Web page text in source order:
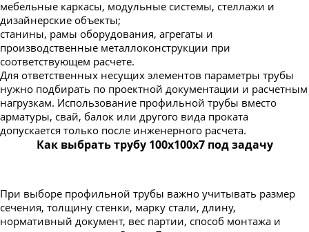
мебельные каркасы, модульные системы, стеллажи и
дизайнерские объекты;
станины, рамы оборудования, агрегаты и
производственные металлоконструкции при
соответствующем расчете.
Для ответственных несущих элементов параметры трубы
нужно подбирать по проектной документации и расчетным
нагрузкам. Использование профильной трубы вместо
арматуры, свай, балок или другого вида проката
допускается только после инженерного расчета.
Как выбрать трубу 100х100х7 под задачу
При выборе профильной трубы важно учитывать размер
сечения, толщину стенки, марку стали, длину,
нормативный документ, вес партии, способ монтажа и